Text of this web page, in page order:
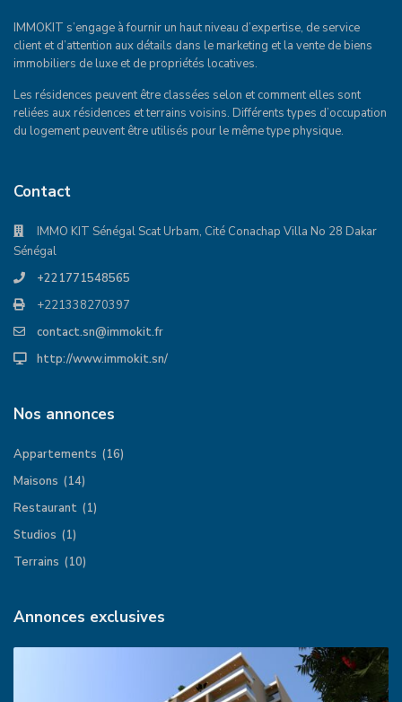
IMMOKIT s’engage à fournir un haut niveau d’expertise, de service
client et d’attention aux détails dans le marketing et la vente de biens
immobiliers de luxe et de propriétés locatives.
Les résidences peuvent être classées selon et comment elles sont
reliées aux résidences et terrains voisins. Différents types d’occupation
du logement peuvent être utilisés pour le même type physique.
Contact
IMMO KIT Sénégal Scat Urbam, Cité Conachap Villa No 28 Dakar
Sénégal
+221771548565
+221338270397
contact.sn@immokit.fr
http://www.immokit.sn/
Nos annonces
Appartements (16)
Maisons (14)
Restaurant (1)
Studios (1)
Terrains (10)
Annonces exclusives